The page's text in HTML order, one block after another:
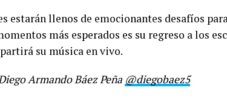
estarán llenos de emocionantes desafíos
más esperados es su regreso a los
su música en vivo.
Armando Báez Peña @diegobaez5